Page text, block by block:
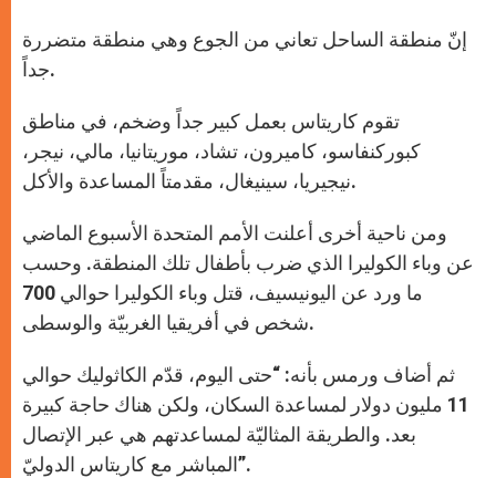
إنّ منطقة الساحل تعاني من الجوع وهي منطقة متضررة
جداً.
تقوم كاريتاس بعمل كبير جداً وضخم، في مناطق
كبوركنفاسو، كاميرون، تشاد، موريتانيا، مالي، نيجر،
نيجيريا، سينيغال، مقدمتاً المساعدة والأكل.
ومن ناحية أخرى أعلنت الأمم المتحدة الأسبوع الماضي
عن وباء الكوليرا الذي ضرب بأطفال تلك المنطقة. وحسب
ما ورد عن اليونيسيف، قتل وباء الكوليرا حوالي 700
شخص في أفريقيا الغربيّة والوسطى.
ثم أضاف ورمس بأنه: “حتى اليوم، قدّم الكاثوليك حوالي
11 مليون دولار لمساعدة السكان، ولكن هناك حاجة كبيرة
بعد. والطريقة المثاليّة لمساعدتهم هي عبر الإتصال
المباشر مع كاريتاس الدوليّ”.